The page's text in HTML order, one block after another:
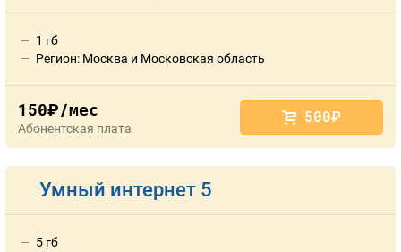
1 гб
Регион: Москва и Московская область
150руб./мес
Абонентская плата
500руб.
Умный интернет 5
5 гб